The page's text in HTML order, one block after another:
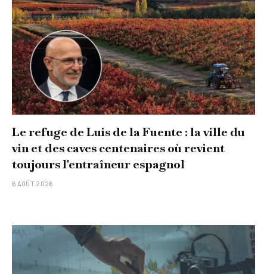
Le refuge de Luis de la Fuente : la ville du
vin et des caves centenaires où revient
toujours l'entraîneur espagnol
6 AOÛT 2026